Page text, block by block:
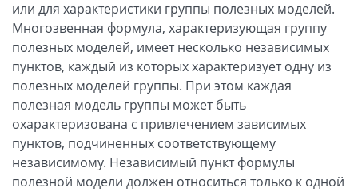
или для характеристики группы полезных моделей.
Многозвенная формула, характеризующая группу
полезных моделей, имеет несколько независимых
пунктов, каждый из которых характеризует одну из
полезных моделей группы. При этом каждая
полезная модель группы может быть
охарактеризована с привлечением зависимых
пунктов, подчиненных соответствующему
независимому. Независимый пункт формулы
полезной модели должен относиться только к одной